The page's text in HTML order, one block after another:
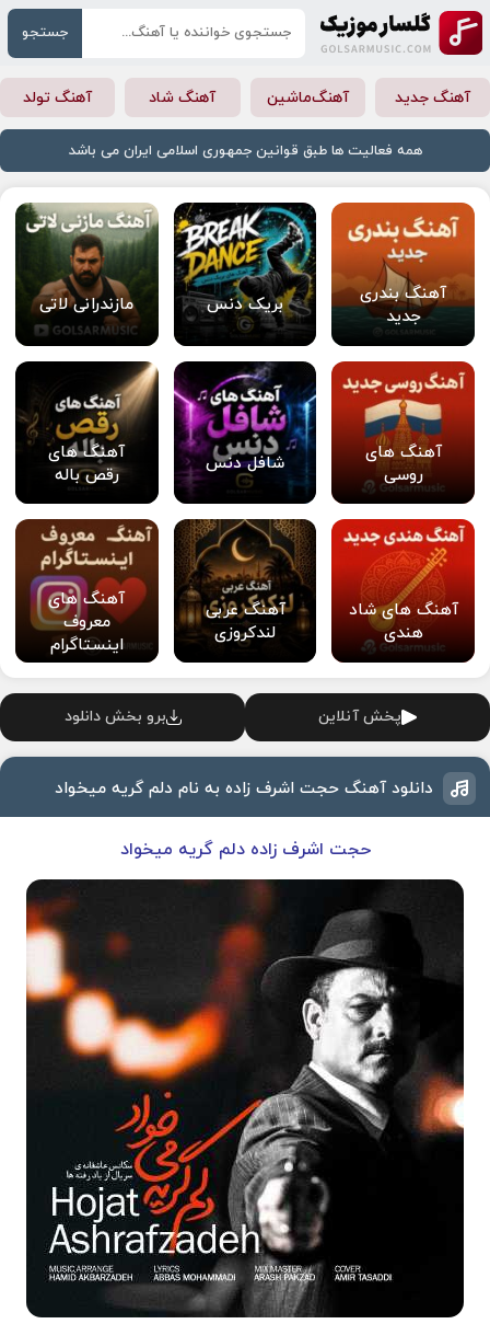
جستجو
آهنگ جدید آهنگ‌ماشین آهنگ شاد آهنگ تولد
همه فعالیت ها طبق قوانین جمهوری اسلامی ایران می باشد
آهنگ بندری
جدید
بریک دنس مازندرانی لاتی
آهنگ های
روسی
شافل دنس
آهنگ های
رقص باله
آهنگ های شاد
هندی
آهنگ عربی
لندکروزی
آهنگ های
معروف
اینستاگرام
پخش آنلاین برو بخش دانلود
دانلود آهنگ حجت اشرف زاده به نام دلم گریه میخواد
حجت اشرف زاده دلم گریه میخواد